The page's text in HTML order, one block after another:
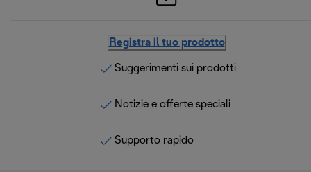
Registra il tuo prodotto
Suggerimenti sui prodotti
Notizie e offerte speciali
Supporto rapido